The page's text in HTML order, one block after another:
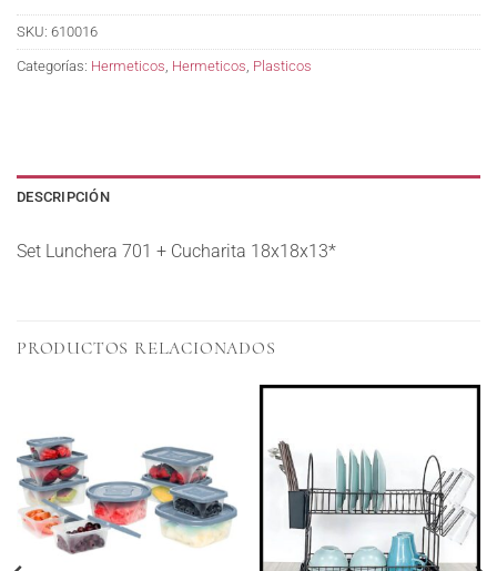
SKU: 610016
Categorías: Hermeticos Hermeticos Plasticos
DESCRIPCIÓN
Set Lunchera 701 + Cucharita 18x18x13*
PRODUCTOS RELACIONADOS